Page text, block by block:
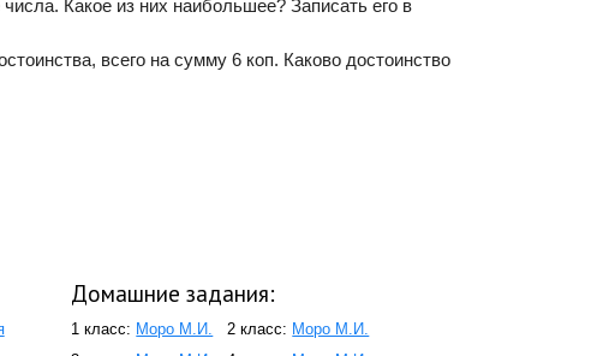
Какое из них наибольшее? Записать его в
всего на сумму 6 коп. Каково достоинство
Домашние задания:
1 класс: Моро М.И. 2 класс: Моро М.И.